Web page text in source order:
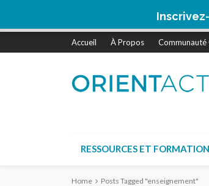
Accueil À Propos
RESSOURCES ET
Home Posts Tagged "enseignement"